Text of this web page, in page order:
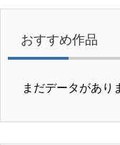
おすすめ作品
まだデータがあり